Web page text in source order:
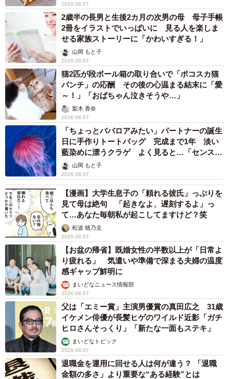
2026.08.07
2歳半の長男と生後2カ月の次男の母 母子手帳
2冊をイラストでいっぱいに 見る人を楽しま
せる家族ストーリーに「かわいすぎる！」
山岡 もと子
2026.08.07
猫2匹が段ボール箱の取り合いで「ポコスカ猫
パンチ」の応酬 その後の心温まる結末に「愛
～！」「おばちゃん泣きそうや…」
梨木 香奈
2026.08.07
「ちょっとババロアみたい」パートナーの誕生
日に手作りトートバッグ 完成まで1年 淡い
藍染めに漂うクラゲ よく見ると…「センスす
ごい」山岡 もと子
2026.08.07
【漫画】大学生息子の「頼れる彼氏」っぷりを
見て母は絶句 「起きなよ、遅刻するよ」っ
て…あなた毎朝私が起こしてますけど？笑
松波 穂乃圭
2026.08.07
【お盆の帰省】既婚女性の半数以上が「日常よ
り疲れる」 気遣いや準備で深まる夫婦の温度
感ギャップ鮮明に
まいどなニュース情報部
2026.08.07
父は「エミー賞」主演男優賞の真田広之 31歳
イケメン俳優が長髪ヒゲのワイルド近影「ガチ
ヒロさんそっくり」「新たな一面もステキ」
まいどなトピック
2026.08.07
退職金を運用に回せる人は何が違う？ 「退職
金額の多さ」より重要な“ある経験”とは